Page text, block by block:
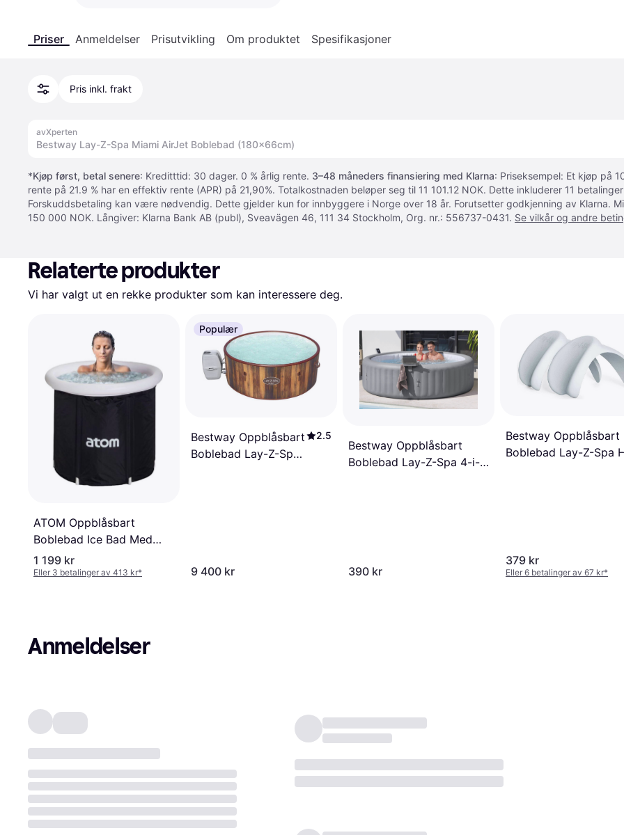
Priser Anmeldelser Prisutvikling Om produktet Spesifikasjoner
Pris inkl. frakt
avXperten
Bestway Lay-Z-Spa Miami AirJet Boblebad (180x66cm)
*Kjøp først, betal senere: Kreditttid: 30 dager. 0 % årlig rente. 3–48 måneders finansiering med Klarna: Priseksempel: Et kjøp på
rente på 21.9 % har en effektiv rente (APR) på 21,90%. Totalkostnaden beløper seg til 11 101.12 NOK. Dette inkluderer 11
Forskuddsbetaling kan være nødvendig. Dette gjelder kun for innbyggere i Norge over 18 år. Forutsetter godkjenning av Klarna.
150 000 NOK. Långiver: Klarna Bank AB (publ), Sveavägen 46, 111 34 Stockholm, Org. nr.: 556737-0431. Se vilkår og andre
Relaterte produkter
Vi har valgt ut en rekke produkter som kan interessere deg.
ATOM Oppblåsbart
Boblebad Ice Bad Med
Lokk
1 199 kr
Eller 3 betalinger av 413 kr*
Populær
Bestway Oppblåsbart
Boblebad Lay-Z-Spa
2.5
9 400 kr
Bestway Oppblåsbart
Boblebad Lay-Z-Spa 4-i-1
390 kr
Bestway Oppblåsbart
Boblebad Lay-Z-Spa
379 kr
Eller 6 betalinger av 67 kr*
Anmeldelser